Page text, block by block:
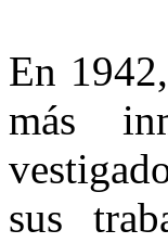
En
más
sus